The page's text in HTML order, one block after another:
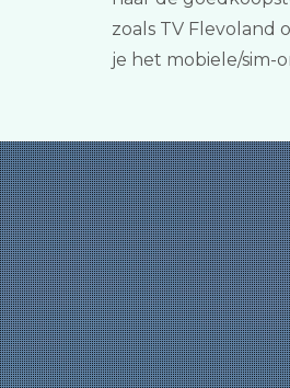
zoals TV Flevoland
je het mobiele/sim-